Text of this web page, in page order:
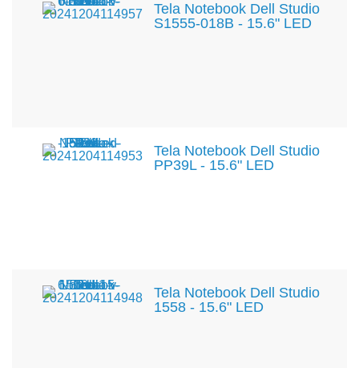
Tela Notebook Dell Studio
S1555-018B - 15.6" LED
Tela Notebook Dell Studio
PP39L - 15.6" LED
Tela Notebook Dell Studio
1558 - 15.6" LED